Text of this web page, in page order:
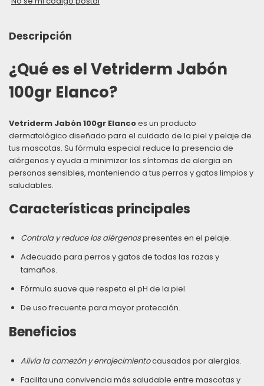
Descripción
¿Qué es el Vetriderm Jabón
100gr Elanco?
Vetriderm Jabón 100gr Elancoes un producto
dermatológico diseñado para el cuidado de la piel y pelaje de
tus mascotas. Su fórmula especial reduce la presencia de
alérgenos y ayuda a minimizar los síntomas de alergia en
personas sensibles, manteniendo a tus perros y gatos limpios y
saludables.
Características principales
Controla y reduce los alérgenospresentes en el pelaje.
Adecuado para perros y gatos de todas las razas y
tamaños.
Fórmula suave que respeta el pH de la piel.
De uso frecuente para mayor protección.
Beneficios
Alivia la comezón y enrojecimientocausados por alergias.
Facilita una convivencia más saludable entre mascotas y